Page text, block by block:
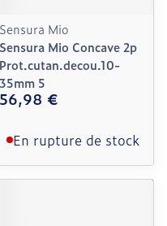
Sensura Mio
Sensura Mio Concave 2p
Prot.cutan.decou.10-
35mm 5
56,98 €
En rupture de stock